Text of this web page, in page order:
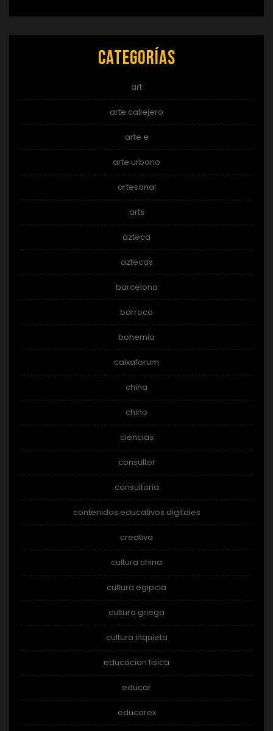
Categorías
art
arte callejero
arte e
arte urbano
artesanal
arts
azteca
aztecas
barcelona
barroco
bohemia
caixaforum
china
chino
ciencias
consultor
consultoria
contenidos educativos digitales
creativa
cultura china
cultura egipcia
cultura griega
cultura inquieta
educacion fisica
educar
educarex